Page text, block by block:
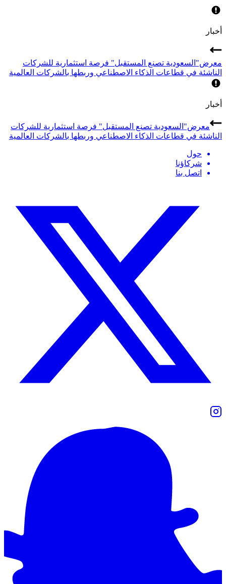
أخبار
معرض"السعودية تصنع المستقبل" فرصة استثمارية للشركات
الناشئة في قطاعات الذكاء الاصطناعي وربطها بالشركات العالمية
أخبار
معرض"السعودية تصنع المستقبل" فرصة استثمارية للشركات
الناشئة في قطاعات الذكاء الاصطناعي وربطها بالشركات العالمية
حول
شركاؤنا
اتصل بنا